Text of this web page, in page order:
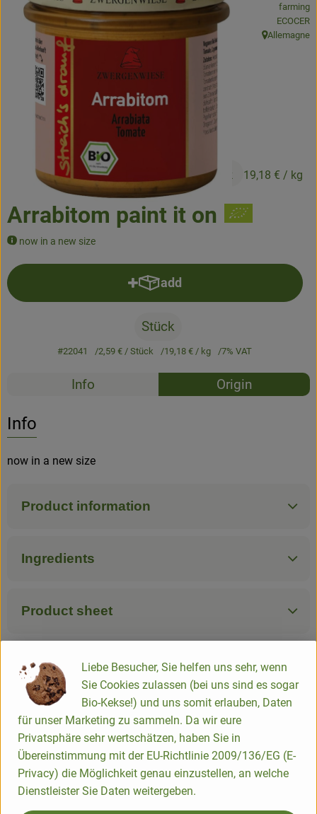
Baked goods
Natural products
Beverages
Vouchers & Gift Ideas
Delivery service
Arrabitom paint it on
now in a new size
2,59 €/ Stück 19,18 € / kg
farming
,ECOCER
, origin:
Allemagne
add
Add product to basket
Stück
#22041 2,59 €/ Stück 19,18 €/ kg 7% VAT
Recipes
Info Origin
Info
now in a new size
Product information
Ingredients
Product sheet
Origin
Hersteller: Zwergenwiese
EN
Liebe Besucher, Sie helfen uns sehr, wenn
Sie Cookies zulassen (bei uns sind es sogar
Bio-Kekse!) und uns somit erlauben, Daten
für unser Marketing zu sammeln. Da wir eure
Privatsphäre sehr wertschätzen, haben Sie in
Übereinstimmung mit der EU-Richtlinie 2009/136/EG (E-
Privacy) die Möglichkeit genau einzustellen, an welche
Dienstleister Sie Daten weitergeben.